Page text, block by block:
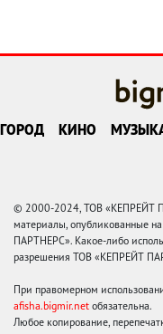
ГОРОД КИНО
© 2000-2024, ТОВ «КЕПРЕЙТ
материалы, опубликованные
ПАРТНЕРС». Какое-либо
разрешения ТОВ «КЕПРЕЙТ
При правомерном
afisha.bigmir.net обязательна.
Любое копирование,